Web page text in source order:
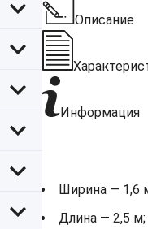
Описание
Информация
Ширина — 1,6
Длина — 2,5 м;